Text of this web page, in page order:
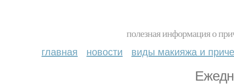
полезная информация о
главная новости виды макияжа и